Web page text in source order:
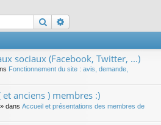
Rechercher
sociaux (Facebook, Twitter, ...)
Fonctionnement du site : avis, demande,
anciens ) membres :)
» dans Accueil et présentations des membres de